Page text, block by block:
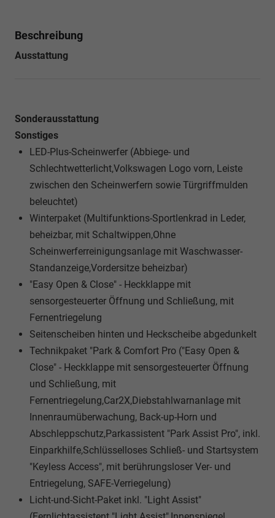
Beschreibung
Ausstattung
Sonderausstattung
Sonstiges
LED-Plus-Scheinwerfer (Abbiege- und
Schlechtwetterlicht,Volkswagen Logo vorn, Leiste
zwischen den Scheinwerfern sowie Türgriffmulden
beleuchtet)
Winterpaket (Multifunktions-Sportlenkrad in Leder,
beheizbar, mit Schaltwippen,Ohne
Scheinwerferreinigungsanlage mit Waschwasser-
Standanzeige,Vordersitze beheizbar)
"Easy Open & Close" - Heckklappe mit
sensorgesteuerter Öffnung und Schließung, mit
Fernentriegelung
Seitenscheiben hinten und Heckscheibe abgedunkelt
Technikpaket "Park & Comfort Pro ("Easy Open &
Close" - Heckklappe mit sensorgesteuerter Öffnung
und Schließung, mit
Fernentriegelung,Car2X,Diebstahlwarnanlage mit
Innenraumüberwachung, Back-up-Horn und
Abschleppschutz,Parkassistent "Park Assist Pro", inkl.
Einparkhilfe,Schlüsselloses Schließ- und Startsystem
"Keyless Access", mit berührungsloser Ver- und
Entriegelung, SAFE-Verriegelung)
Licht-und-Sicht-Paket inkl. "Light Assist"